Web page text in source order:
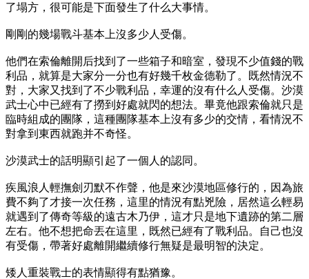
了塌方，很可能是下面發生了什么大事情。
剛剛的幾場戰斗基本上沒多少人受傷。
他們在索倫離開后找到了一些箱子和暗室，發現不少值錢的戰
利品，就算是大家分一分也有好幾千枚金德勒了。既然情況不
對，大家又找到了不少戰利品，幸運的沒有什么人受傷。沙漠
武士心中已經有了撈到好處就閃的想法。畢竟他跟索倫就只是
臨時組成的團隊，這種團隊基本上沒有多少的交情，看情況不
對拿到東西就跑并不奇怪。
沙漠武士的話明顯引起了一個人的認同。
疾風浪人輕撫劍刃默不作聲，他是來沙漠地區修行的，因為旅
費不夠了才接一次任務，這里的情況有點兇險，居然這么輕易
就遇到了傳奇等級的遠古木乃伊，這才只是地下遺跡的第二層
左右。他不想把命丟在這里，既然已經有了戰利品。自己也沒
有受傷，帶著好處離開繼續修行無疑是最明智的決定。
矮人重裝戰士的表情顯得有點猶豫。